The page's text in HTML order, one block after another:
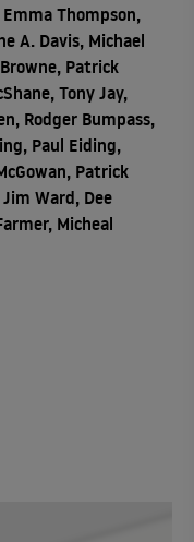
Thompson,
A. Davis, Michael
Patrick
Tony Jay,
Rodger Bumpass,
Paul Eiding,
Patrick
Ward, Dee
Micheal